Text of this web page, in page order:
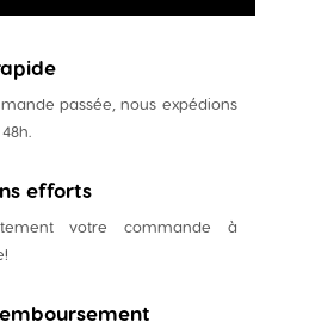
passée, nous expédions
efforts
votre commande à